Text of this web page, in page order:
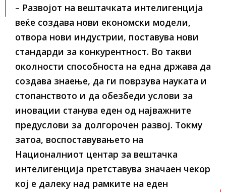
– Развојот на вештачката интелигенција
веќе создава нови економски модели,
отвора нови индустрии, поставува нови
стандарди за конкурентност. Во такви
околности способноста на една држава да
создава знаење, да ги поврзува науката и
стопанството и да обезбеди услови за
иновации станува еден од најважните
предуслови за долгорочен развој. Токму
затоа, воспоставувањето на
Националниот центар за вештачка
интелигенција претставува значаен чекор
кој е далеку над рамките на еден